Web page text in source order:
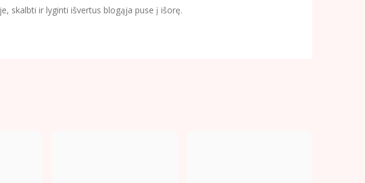
skalbti ir lyginti išvertus blogąja puse į išorę.